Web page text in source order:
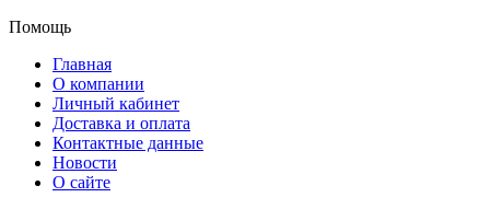
Помощь
Главная
О компании
Личный кабинет
Доставка и оплата
Контактные данные
Новости
О сайте